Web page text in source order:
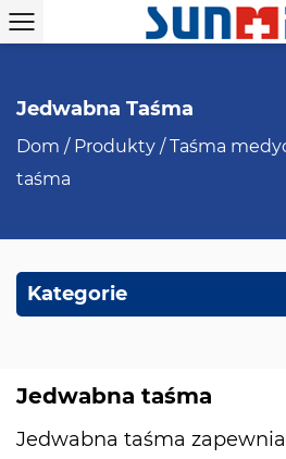
Jedwabna Taśma
Dom / Produkty /Taśma
taśma
Kategorie
Jedwabna taśma
Jedwabna taśma